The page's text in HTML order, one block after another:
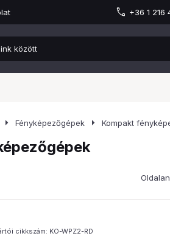
+36 1 216
arrow_right Fényképezőgépek arrow_right Kompakt
cikkszám: KO-WPZ2-RD